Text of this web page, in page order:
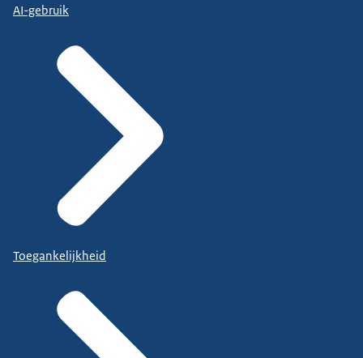
AI-gebruik
Toegankelijkheid